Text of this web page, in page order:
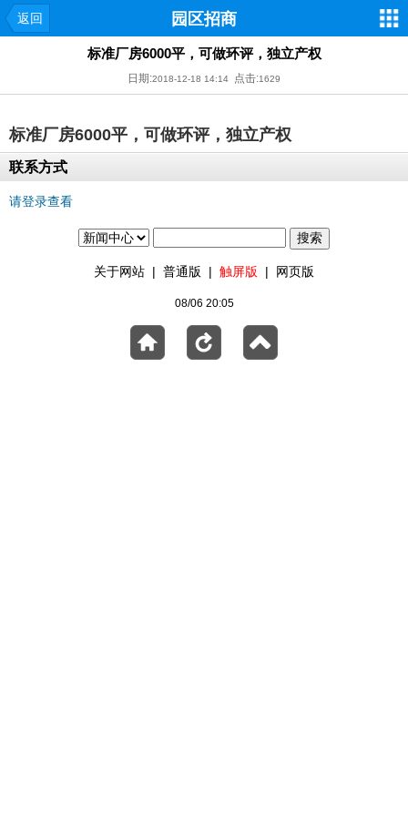
返回 园区招商
标准厂房6000平，可做环评，独立产权
日期:2018-12-18 14:14 点击:1629
标准厂房6000平，可做环评，独立产权
联系方式
请登录查看
关于网站 | 普通版 | 触屏版 | 网页版
08/06 20:05